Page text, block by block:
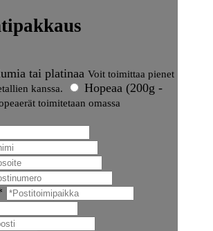
tai platinaa Voit toimittaa pienet
kanssa.
Hopeaa (200g -
toimitetaan omassa